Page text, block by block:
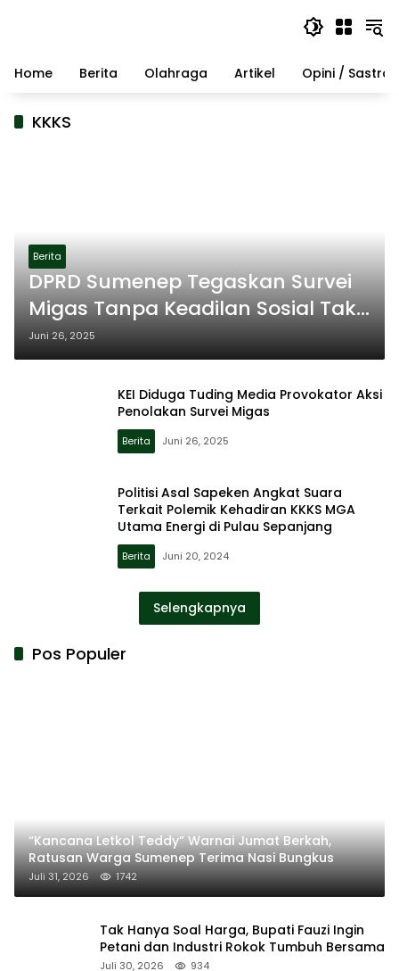
Home
Berita Olahraga Artikel Opini / Sastra
KKKS
Berita
DPRD Sumenep Tegaskan Survei
Migas Tanpa Keadilan Sosial Tak
Layak Dilanjutkan
Juni 26, 2025
KEI Diduga Tuding Media Provokator Aksi
Penolakan Survei Migas
Berita Juni 26, 2025
Politisi Asal Sapeken Angkat Suara
Terkait Polemik Kehadiran KKKS MGA
Utama Energi di Pulau Sepanjang
Berita Juni 20, 2024
Selengkapnya
Pos Populer
“Kancana Letkol Teddy” Warnai Jumat Berkah,
Ratusan Warga Sumenep Terima Nasi Bungkus
Juli 31, 2026 1742
Tak Hanya Soal Harga, Bupati Fauzi Ingin
Petani dan Industri Rokok Tumbuh Bersama
Juli 30, 2026 934